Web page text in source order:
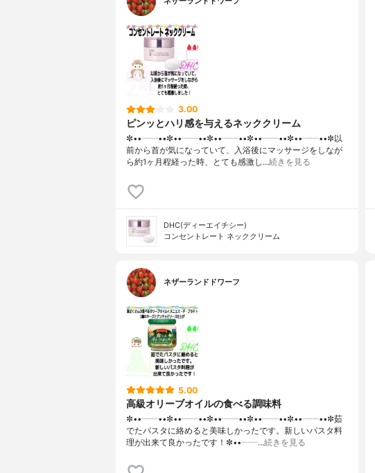
3.00
ピンッとハリ感を与えるネッククリーム
✼••┈┈••✼••┈┈••✼••┈┈••✼••┈┈••✼••┈┈••✼以
前から首が気になっていて、入浴後にマッサージをしなが
ら約1ヶ月程経った時、とても感激し…続きを見る
DHC(ディーエイチシー)
コンセントレート ネッククリーム
ネザーランドドワーフ
5.00
高級オリーブオイルの食べる調味料
✼••┈┈••✼••┈┈••✼••┈┈••✼••┈┈••✼••┈┈••✼茹
でたパスタに絡めると美味しかったです。新しいパスタ料
理が出来て良かったです！✼••┈┈…続きを見る